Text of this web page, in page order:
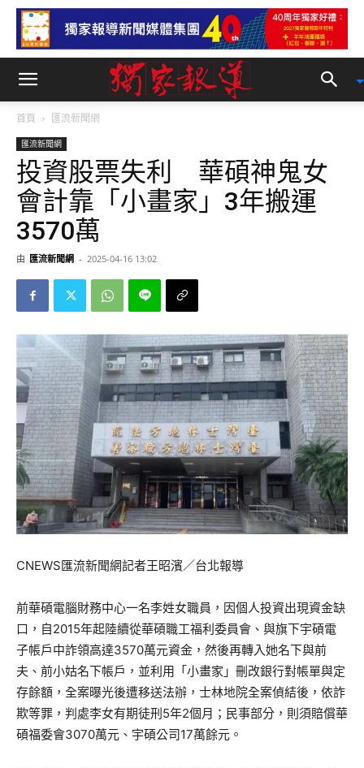
首頁 匯流新聞網
匯流新聞網
投資股票失利 華碩神鬼女
會計靠「小畫家」3年搬運
3570萬
由 匯流新聞網 - 2025-04-16 13:02
CNEWS匯流新聞網記者王昭濱／台北報導
前華碩電腦財務中心一名李姓女職員，因個人投資出現資金缺
口，自2015年起陸續從華碩職工福利委員會、與旗下宇碩電
子帳戶中詐領高達3570萬元資金，然後再轉入她名下與前
夫、前小姑名下帳戶，並利用「小畫家」刪改銀行對帳單與定
存餘額，全案曝光後遭移送法辦，士林地院全案偵結後，依詐
欺等罪，判處李女有期徒刑5年2個月；民事部分，則須賠償華
碩福委會3070萬元、宇碩公司17萬餘元。